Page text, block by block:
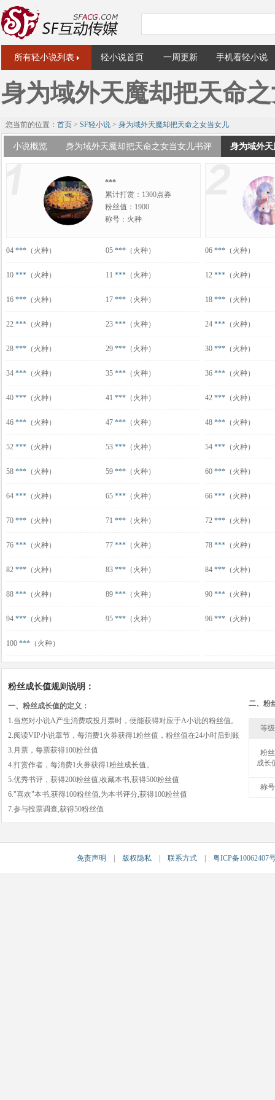
所有轻小说列表 轻小说首页 一周更新 手机看轻小说
身为域外天魔却把天命
您当前的位置： 首页 > SF轻小说 > 身为域外天魔却把天命之女当女儿
小说概览 身为域外天魔却把天命之女当女儿书评 身为域外
***
累计打赏：1300点券
粉丝值：1900
称号：火种
04 *** （火种） 05 *** （火种） 06 *** （火种）
10 *** （火种） 11 *** （火种） 12 *** （火种）
16 *** （火种） 17 *** （火种） 18 *** （火种）
22 *** （火种） 23 *** （火种） 24 *** （火种）
28 *** （火种） 29 *** （火种） 30 *** （火种）
34 *** （火种） 35 *** （火种） 36 *** （火种）
40 *** （火种） 41 *** （火种） 42 *** （火种）
46 *** （火种） 47 *** （火种） 48 *** （火种）
52 *** （火种） 53 *** （火种） 54 *** （火种）
58 *** （火种） 59 *** （火种） 60 *** （火种）
64 *** （火种） 65 *** （火种） 66 *** （火种）
70 *** （火种） 71 *** （火种） 72 *** （火种）
76 *** （火种） 77 *** （火种） 78 *** （火种）
82 *** （火种） 83 *** （火种） 84 *** （火种）
88 *** （火种） 89 *** （火种） 90 *** （火种）
94 *** （火种） 95 *** （火种） 96 *** （火种）
100 *** （火种）
粉丝成长值规则说明：
一、粉丝成长值的定义：
1.当您对小说A产生消费或投月票时，便能获得对应于A小说的粉丝值。
2.阅读VIP小说章节，每消费1火券获得1粉丝值，粉丝值在24小时后到账
3.月票，每票获得100粉丝值
4.打赏作者，每消费1火券获得1粉丝成长值。
5.优秀书评，获得200粉丝值,收藏本书,获得500粉丝值
6."喜欢"本书,获得100粉丝值,为本书评分,获得100粉丝值
7.参与投票调查,获得50粉丝值
二、粉
等级
粉丝
成长
称号
免责声明 版权隐私 联系方式 粤ICP备10062407